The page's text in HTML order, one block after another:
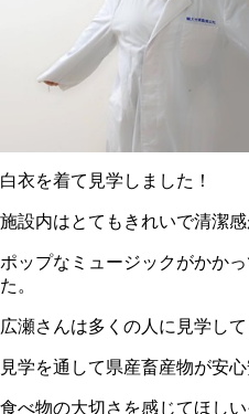
白衣を着て見学しました！
施設内はとてもきれいで清潔
ポップなミュージックがかか
た。
広瀬さんは多くの人に見学し
見学を通して県産畜産物が安
食べ物の大切さを感じてほしい